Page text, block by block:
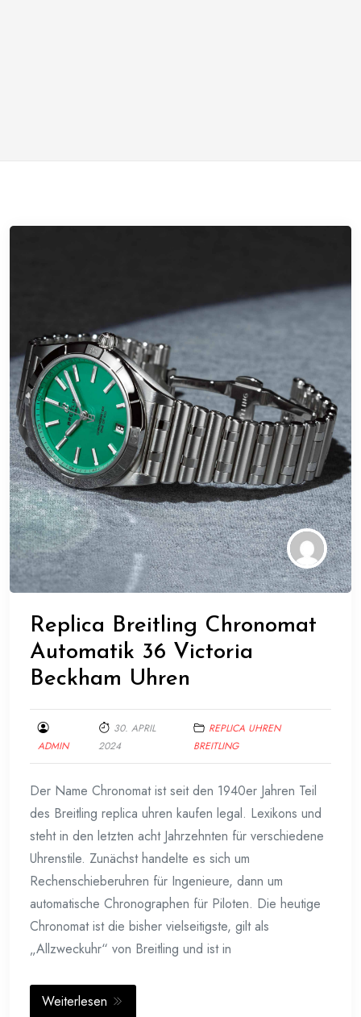
Replica Breitling Chronomat
Automatik 36 Victoria
Beckham Uhren
ADMIN
30. APRIL
2024
REPLICA UHREN
BREITLING
Der Name Chronomat ist seit den 1940er Jahren Teil
des Breitling replica uhren kaufen legal. Lexikons und
steht in den letzten acht Jahrzehnten für verschiedene
Uhrenstile. Zunächst handelte es sich um
Rechenschieberuhren für Ingenieure, dann um
automatische Chronographen für Piloten. Die heutige
Chronomat ist die bisher vielseitigste, gilt als
„Allzweckuhr“ von Breitling und ist in
Weiterlesen